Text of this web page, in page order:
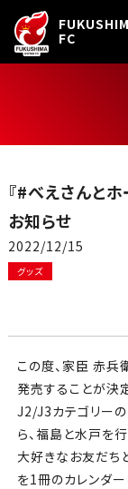
FC
『#べえさんと
お知らせ
2022/12/15
グッズ
この度、家臣 赤兵
発売することが決
J2/J3カテゴリー
ら、福島と水戸を
大好きなお友だち
を1冊のカレンダー